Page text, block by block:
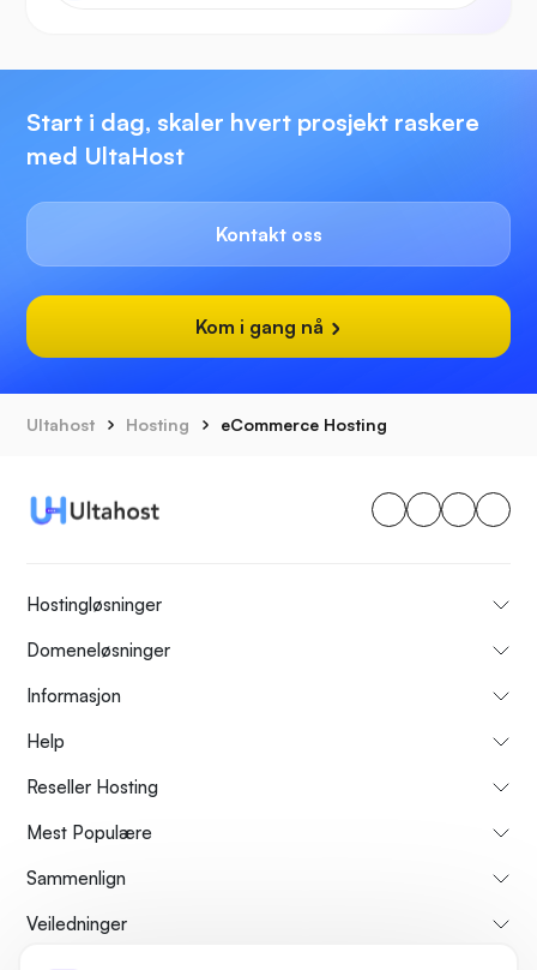
Start i dag, skaler hvert prosjekt raskere
med UltaHost
Kontakt oss
Kom i gang nå
Ultahost Hosting eCommerce Hosting
Hostingløsninger
Domeneløsninger
Informasjon
Help
Reseller Hosting
Mest Populære
Sammenlign
Veiledninger